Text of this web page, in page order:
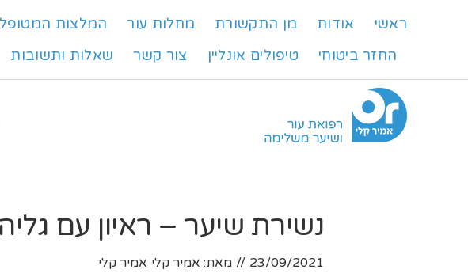
ראשי אודות מן התקשורת מחלות עור המלצות
החזר ביטוחי
טיפולים אונליין צור קשר שאלות ותשובות
נשירת שיער – ראיון עם
23/09/2021
// מאת: אמיר קלי אמיר קלי